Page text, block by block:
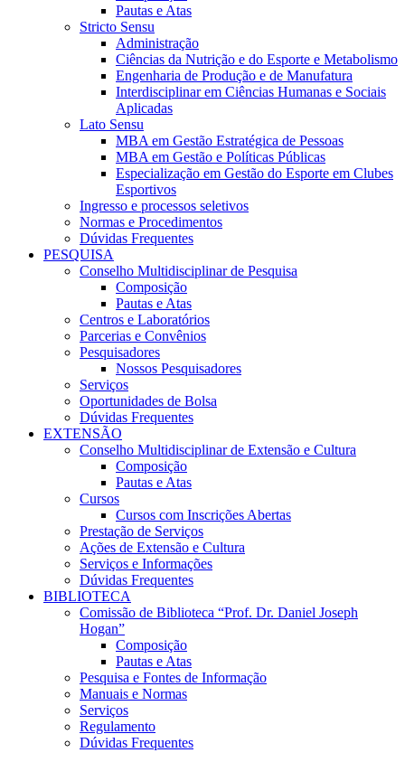
Pautas e Atas
Stricto Sensu
Administração
Ciências da Nutrição e do Esporte e Metabolismo
Engenharia de Produção e de Manufatura
Interdisciplinar em Ciências Humanas e Sociais
Aplicadas
Lato Sensu
MBA em Gestão Estratégica de Pessoas
MBA em Gestão e Políticas Públicas
Especialização em Gestão do Esporte em Clubes
Esportivos
Ingresso e processos seletivos
Normas e Procedimentos
Dúvidas Frequentes
PESQUISA
Conselho Multidisciplinar de Pesquisa
Composição
Pautas e Atas
Centros e Laboratórios
Parcerias e Convênios
Pesquisadores
Nossos Pesquisadores
Serviços
Oportunidades de Bolsa
Dúvidas Frequentes
EXTENSÃO
Conselho Multidisciplinar de Extensão e Cultura
Composição
Pautas e Atas
Cursos
Cursos com Inscrições Abertas
Prestação de Serviços
Ações de Extensão e Cultura
Serviços e Informações
Dúvidas Frequentes
BIBLIOTECA
Comissão de Biblioteca “Prof. Dr. Daniel Joseph
Hogan”
Composição
Pautas e Atas
Pesquisa e Fontes de Informação
Manuais e Normas
Serviços
Regulamento
Dúvidas Frequentes